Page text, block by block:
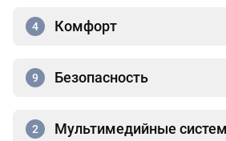
4 Комфорт
9 Безопасность
2 Мультимедийные